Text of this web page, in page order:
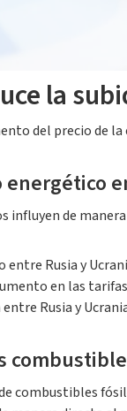
el precio de la
la
del precio de
influyen de
Rusia y
en las
Rusia y
combustibles